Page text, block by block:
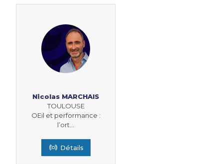
Nicolas MARCHAIS
TOULOUSE
OEil et performance :
l’ort...
Détails